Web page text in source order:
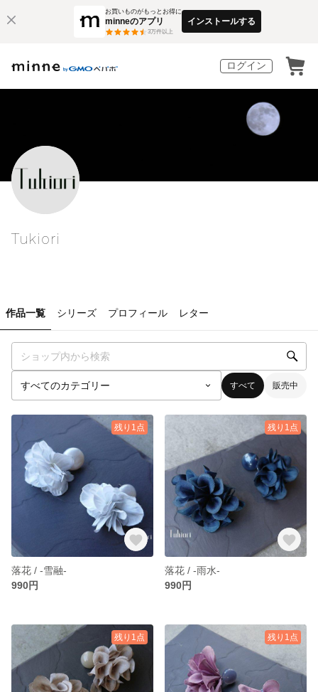
お買いものがもっとお得に
minneのアプリ
3万件以上
インストールする
ログイン
Tukiori
作品一覧 シリーズ プロフィール レター
すべて 販売中
残り1点
落花 / -雪融-
990円
残り1点
落花 / -雨水-
990円
残り1点 残り1点